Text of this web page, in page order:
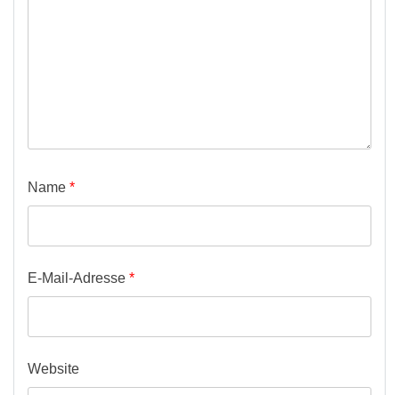
Name *
E-Mail-Adresse *
Website